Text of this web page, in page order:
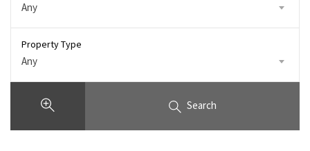
Any
Property Type
Any
Search